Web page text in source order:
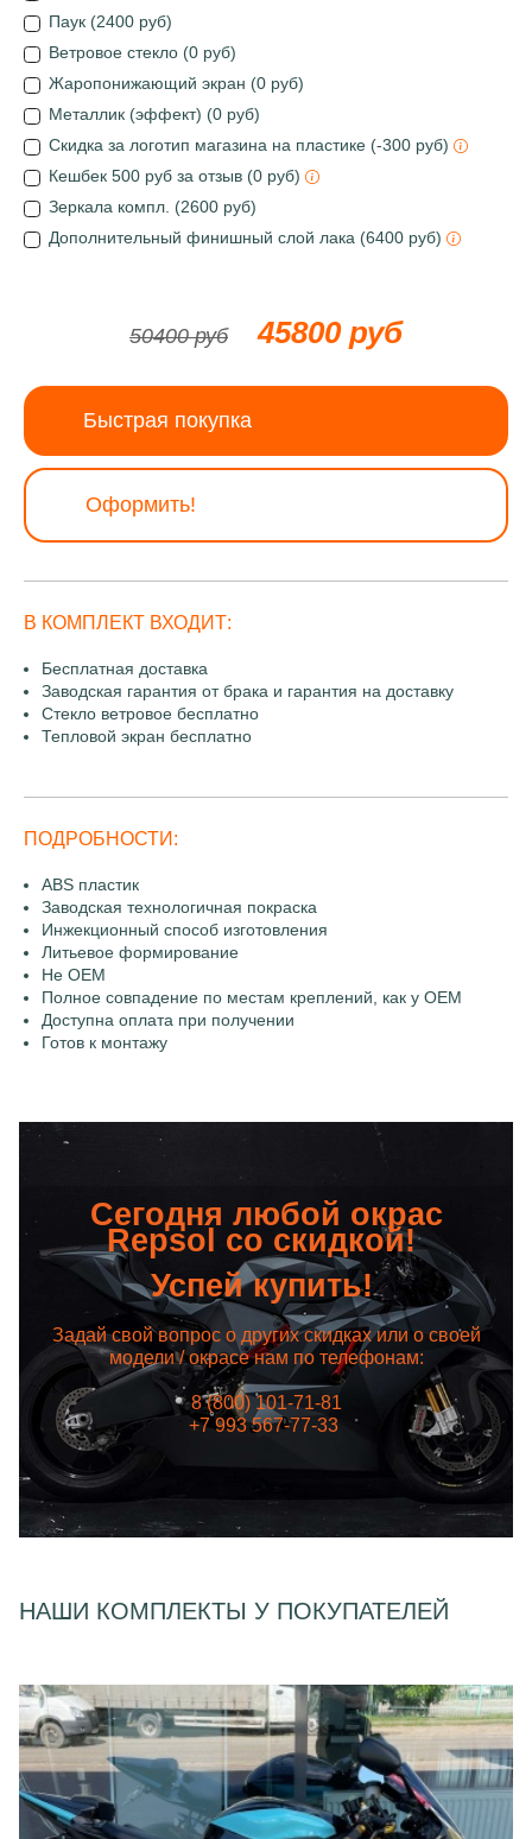
Паук (2400 руб)
Ветровое стекло (0 руб)
Жаропонижающий экран (0 руб)
Металлик (эффект) (0 руб)
Скидка за логотип магазина на пластике (-300 руб)
Кешбек 500 руб за отзыв (0 руб)
Зеркала компл. (2600 руб)
Дополнительный финишный слой лака (6400 руб)
50400 руб 45800 руб
Быстрая покупка
Оформить!
В КОМПЛЕКТ ВХОДИТ:
Бесплатная доставка
Заводская гарантия от брака и гарантия на доставку
Стекло ветровое бесплатно
Тепловой экран бесплатно
ПОДРОБНОСТИ:
ABS пластик
Заводская технологичная покраска
Инжекционный способ изготовления
Литьевое формирование
Не OEM
Полное совпадение по местам креплений, как у OEM
Доступна оплата при получении
Готов к монтажу
Сегодня любой окрас
Repsol со скидкой!
Успей купить!
Задай свой вопрос о других скидках или о своей
модели / окрасе нам по телефонам:
8 (800) 101-71-81
+7 993 567-77-33
НАШИ КОМПЛЕКТЫ У ПОКУПАТЕЛЕЙ